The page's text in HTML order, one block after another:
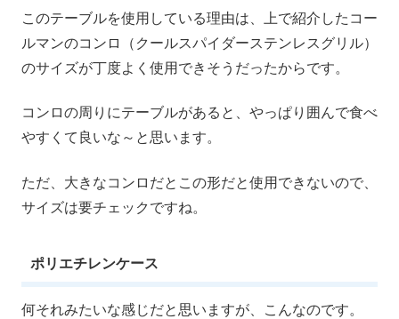
このテーブルを使用している理由は、上で紹介したコー
ルマンのコンロ（クールスパイダーステンレスグリル）
のサイズが丁度よく使用できそうだったからです。
コンロの周りにテーブルがあると、やっぱり囲んで食べ
やすくて良いな～と思います。
ただ、大きなコンロだとこの形だと使用できないので、
サイズは要チェックですね。
ポリエチレンケース
何それみたいな感じだと思いますが、こんなのです。